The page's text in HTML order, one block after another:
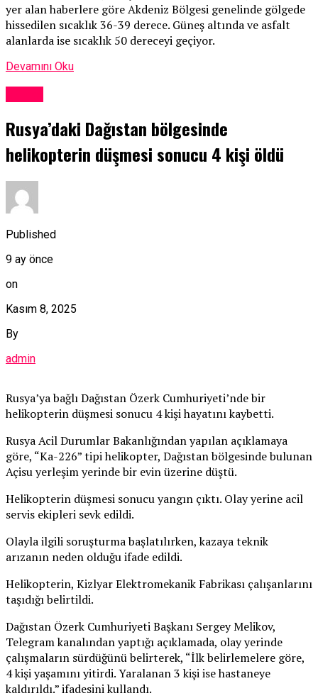
yer alan haberlere göre Akdeniz Bölgesi genelinde gölgede
hissedilen sıcaklık 36-39 derece. Güneş altında ve asfalt
alanlarda ise sıcaklık 50 dereceyi geçiyor.
Devamını Oku
Rusya’daki Dağıstan bölgesinde
helikopterin düşmesi sonucu 4 kişi öldü
Published
9 ay önce
on
Kasım 8, 2025
By
admin
Rusya’ya bağlı Dağıstan Özerk Cumhuriyeti’nde bir
helikopterin düşmesi sonucu 4 kişi hayatını kaybetti.
Rusya Acil Durumlar Bakanlığından yapılan açıklamaya
göre, “Ka-226” tipi helikopter, Dağıstan bölgesinde bulunan
Açisu yerleşim yerinde bir evin üzerine düştü.
Helikopterin düşmesi sonucu yangın çıktı. Olay yerine acil
servis ekipleri sevk edildi.
Olayla ilgili soruşturma başlatılırken, kazaya teknik
arızanın neden olduğu ifade edildi.
Helikopterin, Kizlyar Elektromekanik Fabrikası çalışanlarını
taşıdığı belirtildi.
Dağıstan Özerk Cumhuriyeti Başkanı Sergey Melikov,
Telegram kanalından yaptığı açıklamada, olay yerinde
çalışmaların sürdüğünü belirterek, “İlk belirlemelere göre,
4 kişi yaşamını yitirdi. Yaralanan 3 kişi ise hastaneye
kaldırıldı.” ifadesini kullandı.